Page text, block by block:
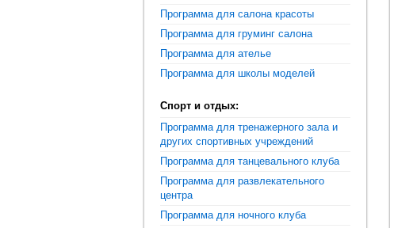
Программа для салона красоты
Программа для груминг салона
Программа для ателье
Программа для школы моделей
Спорт и отдых:
Программа для тренажерного зала и
других спортивных учреждений
Программа для танцевального клуба
Программа для развлекательного
центра
Программа для ночного клуба